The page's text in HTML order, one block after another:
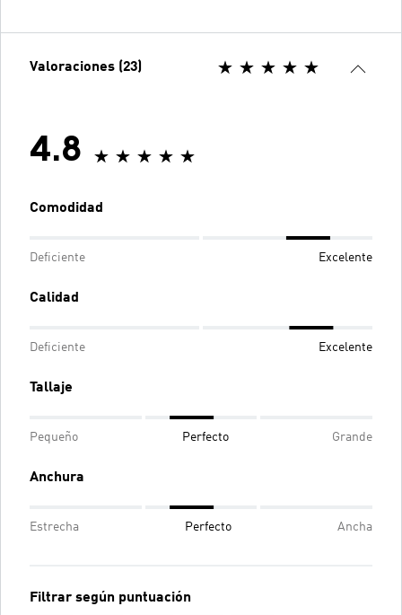
Valoraciones (23)
4.8
Comodidad
Deficiente Excelente
Calidad
Deficiente Excelente
Tallaje
Pequeño Perfecto Grande
Anchura
Estrecha Perfecto Ancha
Filtrar según puntuación